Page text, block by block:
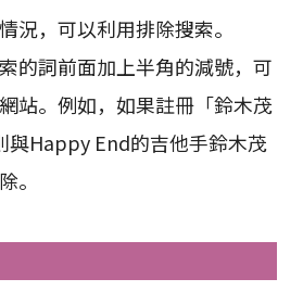
況，可以利用排除搜索。
的詞前面加上半角的減號，可
站。例如，如果註冊「鈴木茂
與Happy End的吉他手鈴木茂
。